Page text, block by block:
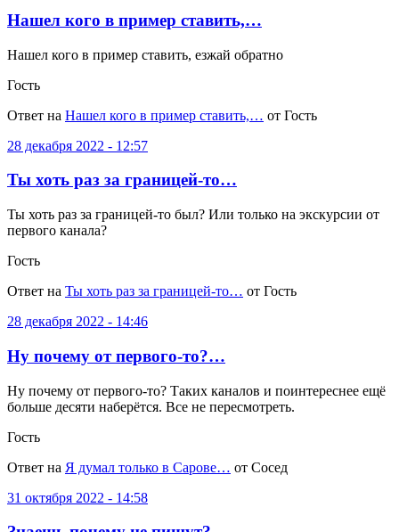
Нашел кого в пример ставить,…
Нашел кого в пример ставить, езжай обратно
Гость
Ответ на Нашел кого в пример ставить,… от Гость
28 декабря 2022 - 12:57
Ты хоть раз за границей-то…
Ты хоть раз за границей-то был? Или только на экскурсии от
первого канала?
Гость
Ответ на Ты хоть раз за границей-то… от Гость
28 декабря 2022 - 14:46
Ну почему от первого-то?…
Ну почему от первого-то? Таких каналов и поинтереснее ещё
больше десяти наберётся. Все не пересмотреть.
Гость
Ответ на Я думал только в Сарове… от Сосед
31 октября 2022 - 14:58